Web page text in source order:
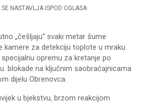
NASTAVLJA ISPOD OGLASA
„češljaju“ svaki metar šume
kamere za detekciju toplote u mraku.
opremu za kretanje po
blokade na ključnim saobraćajnicama
dijelu Obrenovca.
u bjekstvu, brzom reakcijom